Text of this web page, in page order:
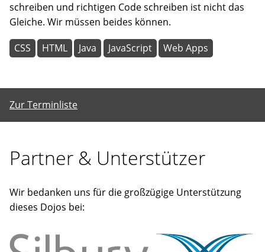
schreiben und richtigen Code schreiben ist nicht das
Gleiche. Wir müssen beides können.
CSS HTML Java JavaScript Web Apps
Zur Terminliste
Partner & Unterstützer
Wir bedanken uns für die großzügige Unterstützung
dieses Dojos bei: